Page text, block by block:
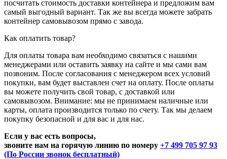
посчитать стоимость доставки контейнера и предложим вам
самый выгодный вариант. Так же вы всегда можете забрать
контейнер самовывозом прямо с завода.
Как оплатить товар?
Для оплаты товара вам необходимо связаться с нашими
менеджерами или оставить заявку на сайте и мы сами вам
позвоним. После согласования с менеджером всех условий
покупки, вам будет выставлен счет на оплату. После оплаты
вы можете получить свой товар, с доставкой или
самовывозом. Внимание: мы не принимаем наличные или
карты, оплата производится только по счету. Так мы делаем
покупку безопасной и для вас и для нас.
Если у вас есть вопросы,
звоните нам на горячую линию по номеру +7 499 705 97 93
(По России звонок бесплатный)